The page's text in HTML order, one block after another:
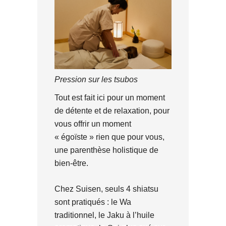
Pression sur les tsubos
Tout est fait ici pour un moment
de détente et de relaxation, pour
vous offrir un moment
« égoïste » rien que pour vous,
une parenthèse holistique de
bien-être.
Chez Suisen, seuls 4 shiatsu
sont pratiqués : le Wa
traditionnel, le Jaku à l’huile